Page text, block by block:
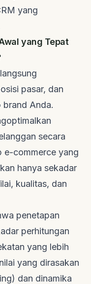
yang
yang Tepat
pasar, dan
brand Anda.
secara
e-commerce yang
hanya sekadar
kualitas, dan
penetapan
perhitungan
yang lebih
yang dirasakan
dan dinamika